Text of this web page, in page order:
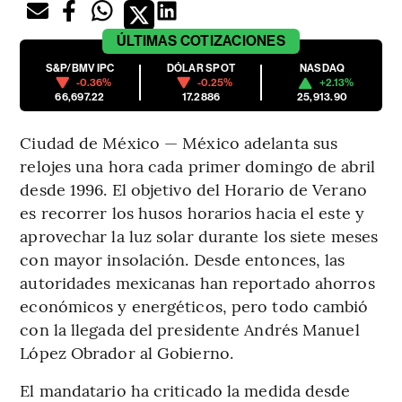
ÚLTIMAS COTIZACIONES
S&P/BMV IPC
-0.36%
66,697.22
DÓLAR SPOT
-0.25%
17.2886
NASDAQ
+2.13%
25,913.90
Ciudad de México — México adelanta sus
relojes una hora cada primer domingo de abril
desde 1996. El objetivo del Horario de Verano
es recorrer los husos horarios hacia el este y
aprovechar la luz solar durante los siete meses
con mayor insolación. Desde entonces, las
autoridades mexicanas han reportado ahorros
económicos y energéticos, pero todo cambió
con la llegada del presidente Andrés Manuel
López Obrador al Gobierno.
El mandatario ha criticado la medida desde